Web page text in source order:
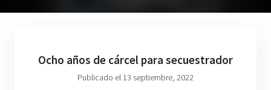
Ocho años de cárcel para secuestrador
Publicado el 13 septiembre, 2022